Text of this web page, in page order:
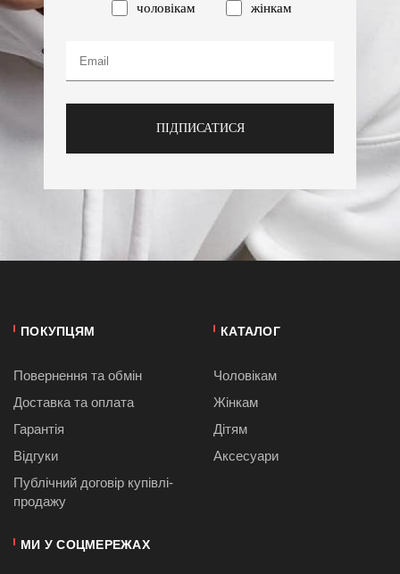
чоловікам жінкам
ПІДПИСАТИСЯ
ПОКУПЦЯМ
Повернення та обмін
Доставка та оплата
Гарантія
Відгуки
Публiчний договiр купівлі-
продажу
КАТАЛОГ
Чоловікам
Жінкам
Дітям
Аксесуари
МИ У СОЦМЕРЕЖАХ